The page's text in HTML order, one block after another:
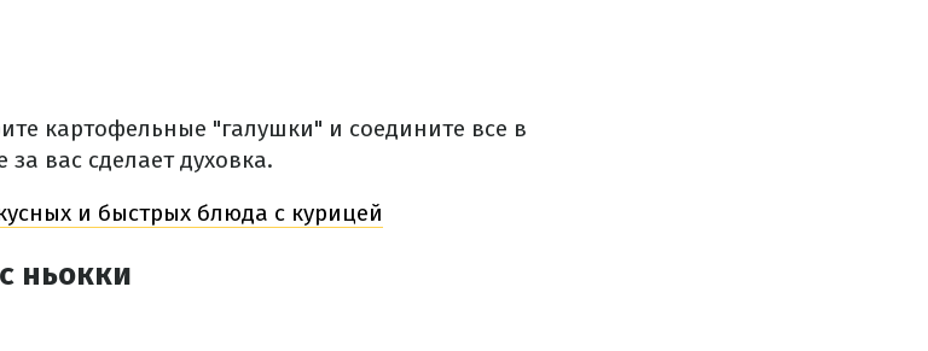
картофельные "галушки" и соедините все в
за вас сделает духовка.
и быстрых блюда с курицей
ньокки